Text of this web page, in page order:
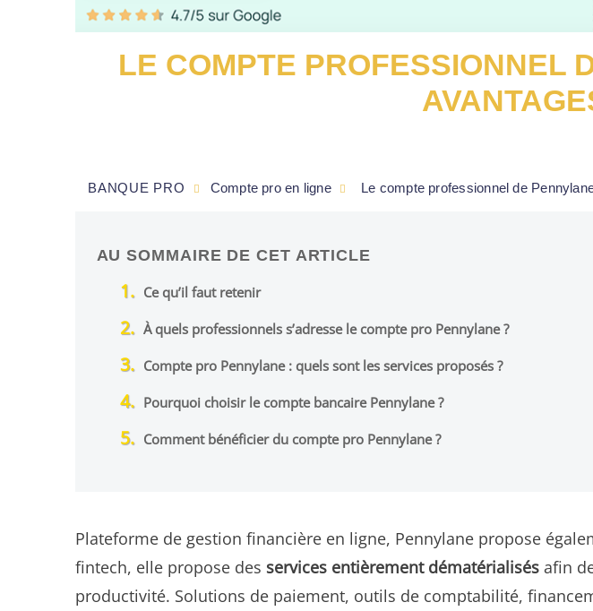
LE COMPTE PROFESSIONNEL
Plateforme de gestion financière en ligne, Pennylane propose
fintech, elle propose des services entièrement dématérialisés afin
productivité. Solutions de paiement, outils de comptabilité,
BANQUE PRO Compte pro en ligne Le compte professionnel de
AU SOMMAIRE DE CET ARTICLE
Ce qu’il faut retenir
À quels professionnels s’adresse le compte pro Pennylane ?
Compte pro Pennylane : quels sont les services proposés ?
Pourquoi choisir le compte bancaire Pennylane ?
Comment bénéficier du compte pro Pennylane ?